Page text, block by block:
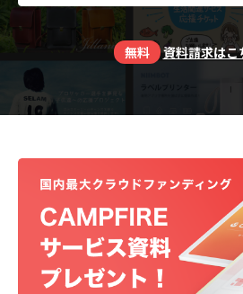
無料 資料請求はこ